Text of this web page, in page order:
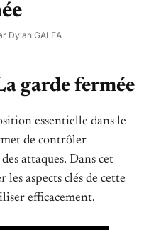
Dylan GALEA
garde fermée
essentielle dans le
de contrôler
attaques. Dans cet
aspects clés de cette
efficacement.